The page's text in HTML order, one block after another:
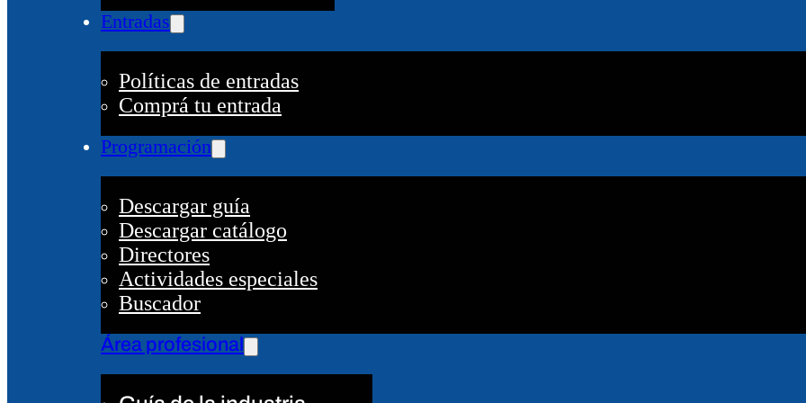
Entradas
Políticas de entradas
Comprá tu entrada
Programación
Descargar guía
Descargar catálogo
Directores
Actividades especiales
Buscador
Área profesional